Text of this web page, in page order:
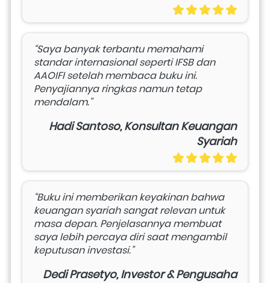
“Saya banyak terbantu memahami
standar internasional seperti IFSB dan
AAOIFI setelah membaca buku ini.
Penyajiannya ringkas namun tetap
mendalam.”
Hadi Santoso, Konsultan Keuangan
Syariah
“Buku ini memberikan keyakinan bahwa
keuangan syariah sangat relevan untuk
masa depan. Penjelasannya membuat
saya lebih percaya diri saat mengambil
keputusan investasi.”
Dedi Prasetyo, Investor & Pengusaha